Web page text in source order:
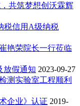
共筑梦想创沃霖辉
税信用A级纳税
艳荣院长一行莅临
放假通知 2023-09-27
测实验室工程顺利
企业》认证 2019-